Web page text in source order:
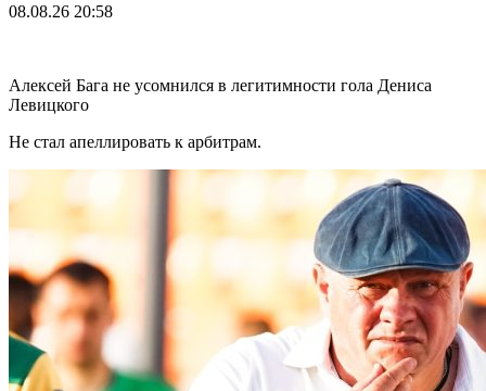
08.08.26 20:58
Алексей Бага не усомнился в легитимности гола Дениса
Левицкого
Не стал апеллировать к арбитрам.